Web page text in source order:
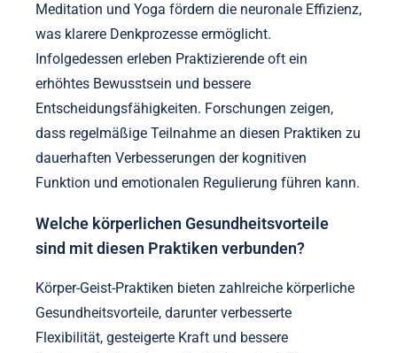
Meditation und Yoga fördern die neuronale Effizienz,
was klarere Denkprozesse ermöglicht.
Infolgedessen erleben Praktizierende oft ein
erhöhtes Bewusstsein und bessere
Entscheidungsfähigkeiten. Forschungen zeigen,
dass regelmäßige Teilnahme an diesen Praktiken zu
dauerhaften Verbesserungen der kognitiven
Funktion und emotionalen Regulierung führen kann.
Welche körperlichen Gesundheitsvorteile
sind mit diesen Praktiken verbunden?
Körper-Geist-Praktiken bieten zahlreiche körperliche
Gesundheitsvorteile, darunter verbesserte
Flexibilität, gesteigerte Kraft und bessere